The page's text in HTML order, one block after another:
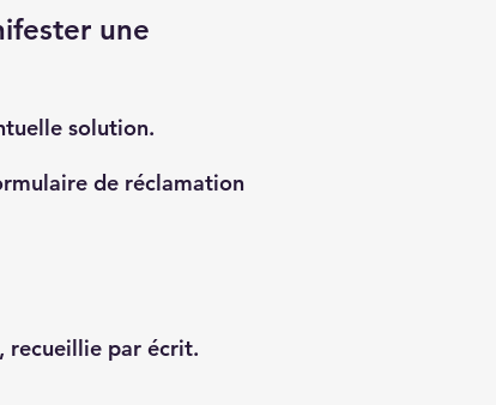
une
solution.
de réclamation
recueillie par écrit.